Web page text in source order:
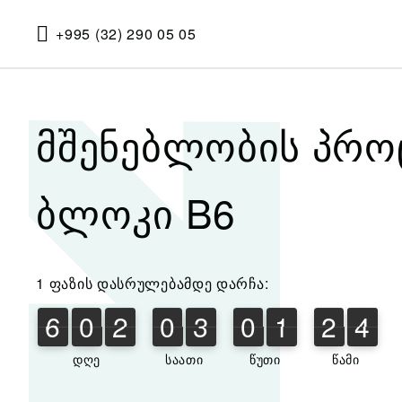
+995 (32) 290 05 05
მშენებლობის
ბლოკი B6
1 ფაზის დასრულებამდე დარჩა:
6
6 0
0 2
2
დღე
0
0 3
3
საათი
0
0 1
1
წუთი
2
2 3
4
3
5
4
წამი